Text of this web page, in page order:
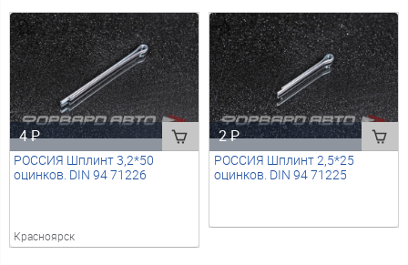
4₽
РОССИЯ Шплинт 3,2*50
оцинков. DIN 94 71226
Красноярск
2₽
РОССИЯ Шплинт 2,5*25
оцинков. DIN 94 71225